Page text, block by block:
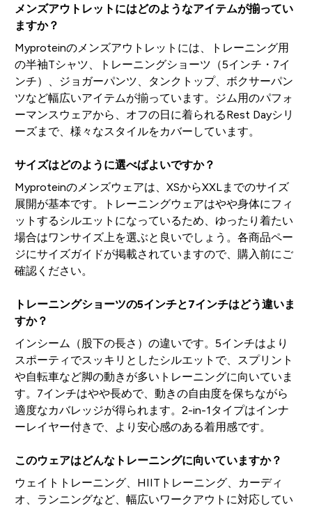
メンズアウトレットにはどのようなアイテムが揃ってい
ますか？
Myproteinのメンズアウトレットには、トレーニング用
の半袖Tシャツ、トレーニングショーツ（5インチ・7イ
ンチ）、ジョガーパンツ、タンクトップ、ボクサーパン
ツなど幅広いアイテムが揃っています。ジム用のパフォ
ーマンスウェアから、オフの日に着られるRest Dayシリ
ーズまで、様々なスタイルをカバーしています。
サイズはどのように選べばよいですか？
Myproteinのメンズウェアは、XSからXXLまでのサイズ
展開が基本です。トレーニングウェアはやや身体にフィ
ットするシルエットになっているため、ゆったり着たい
場合はワンサイズ上を選ぶと良いでしょう。各商品ペー
ジにサイズガイドが掲載されていますので、購入前にご
確認ください。
トレーニングショーツの5インチと7インチはどう違いま
すか？
インシーム（股下の長さ）の違いです。5インチはより
スポーティでスッキリとしたシルエットで、スプリント
や自転車など脚の動きが多いトレーニングに向いていま
す。7インチはやや長めで、動きの自由度を保ちながら
適度なカバレッジが得られます。2-in-1タイプはインナ
ーレイヤー付きで、より安心感のある着用感です。
このウェアはどんなトレーニングに向いていますか？
ウェイトトレーニング、HIITトレーニング、カーディ
オ、ランニングなど、幅広いワークアウトに対応してい